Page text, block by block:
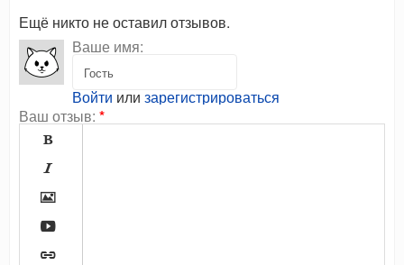
Ещё никто не оставил отзывов.
Ваше имя:
Войти или зарегистрироваться
Ваш отзыв: *




